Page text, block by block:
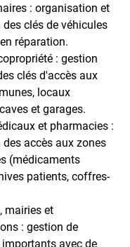
: organisation et
clés de véhicules
réparation.
: gestion
clés d'accès aux
locaux
et garages.
et pharmacies :
accès aux zones
(médicaments
patients, coffres-
mairies et
: gestion de
avec de